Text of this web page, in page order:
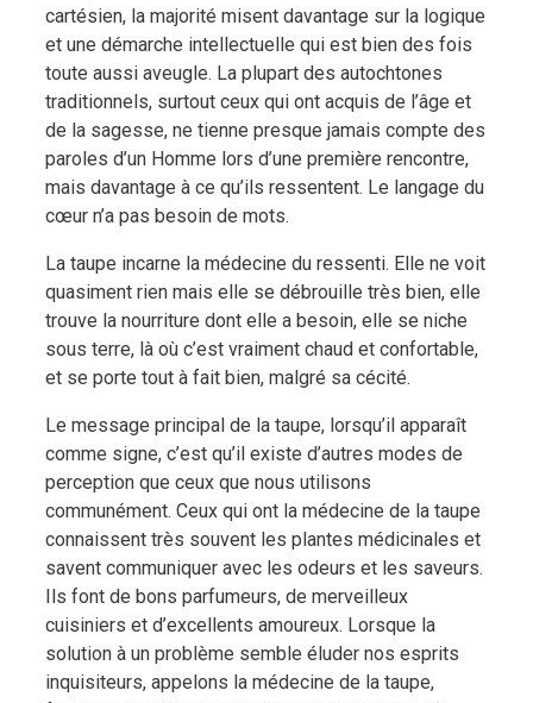
cartésien, la majorité misent davantage sur la logique
et une démarche intellectuelle qui est bien des fois
toute aussi aveugle. La plupart des autochtones
traditionnels, surtout ceux qui ont acquis de l’âge et
de la sagesse, ne tienne presque jamais compte des
paroles d’un Homme lors d’une première rencontre,
mais davantage à ce qu’ils ressentent. Le langage du
cœur n’a pas besoin de mots.
La taupe incarne la médecine du ressenti. Elle ne voit
quasiment rien mais elle se débrouille très bien, elle
trouve la nourriture dont elle a besoin, elle se niche
sous terre, là où c’est vraiment chaud et confortable,
et se porte tout à fait bien, malgré sa cécité.
Le message principal de la taupe, lorsqu’il apparaît
comme signe, c’est qu’il existe d’autres modes de
perception que ceux que nous utilisons
communément. Ceux qui ont la médecine de la taupe
connaissent très souvent les plantes médicinales et
savent communiquer avec les odeurs et les saveurs.
Ils font de bons parfumeurs, de merveilleux
cuisiniers et d’excellents amoureux. Lorsque la
solution à un problème semble éluder nos esprits
inquisiteurs, appelons la médecine de la taupe,